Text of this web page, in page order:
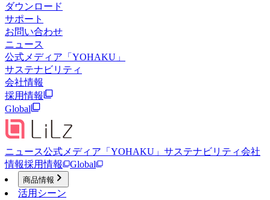
ダウンロード
サポート
お問い合わせ
ニュース
公式メディア「YOHAKU」
サステナビリティ
会社情報
採用情報
Global
ニュース公式メディア「YOHAKU」 サステナビリティ会社
情報採用情報 Global
商品情報
活用シーン